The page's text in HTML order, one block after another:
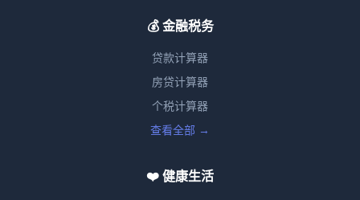
💰 金融税务
贷款计算器
房贷计算器
个税计算器
查看全部 →
❤️ 健康生活